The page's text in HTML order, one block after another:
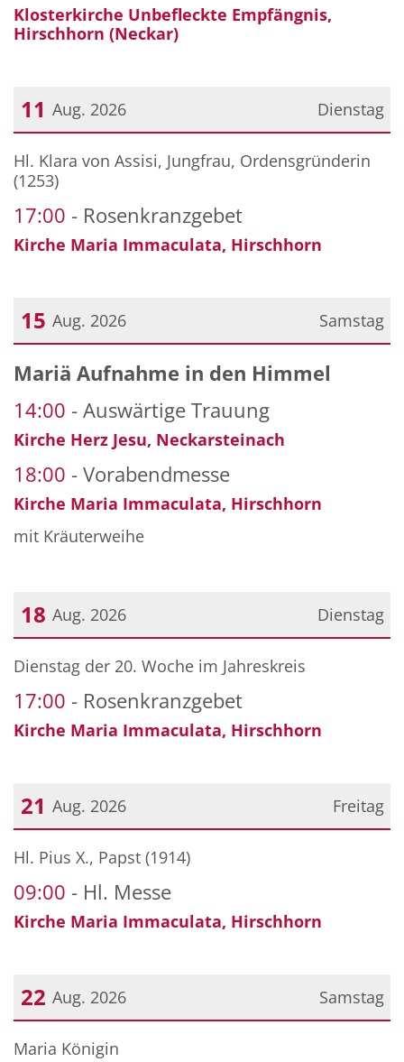
Klosterkirche Unbefleckte Empfängnis,
Hirschhorn (Neckar)
Dienstag
11 Aug. 2026
Datum: 11. August 2026
Hl. Klara von Assisi, Jungfrau, Ordensgründerin
(1253)
17:00 Rosenkranzgebet
Kirche Maria Immaculata, Hirschhorn
Samstag
15 Aug. 2026
Datum: 15. August 2026
Mariä Aufnahme in den Himmel
14:00
Auswärtige Trauung
Kirche Herz Jesu, Neckarsteinach
18:00 Vorabendmesse
Kirche Maria Immaculata, Hirschhorn
mit Kräuterweihe
Dienstag
18 Aug. 2026
Datum: 18. August 2026
Dienstag der 20. Woche im Jahreskreis
17:00 Rosenkranzgebet
Kirche Maria Immaculata, Hirschhorn
Freitag
21 Aug. 2026
Datum: 21. August 2026
Hl. Pius X., Papst (1914)
09:00 Hl. Messe
Kirche Maria Immaculata, Hirschhorn
Samstag
22 Aug. 2026
Datum: 22. August 2026
Maria Königin